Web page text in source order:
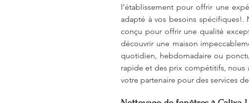
l’établissement pour offrir une
adapté à vos besoins spécifiques!.
conçu pour offrir une qualité
découvrir une maison
quotidien, hebdomadaire ou
rapide et des prix compétitifs, nous
votre partenaire pour des services